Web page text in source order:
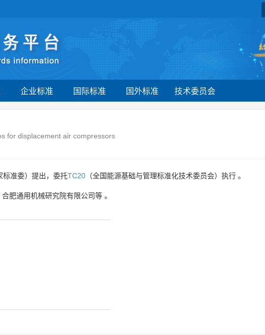
企业标准 国际标准 国外标准 技术委员会
for displacement air compressors
标准委）提出，委托TC20 （全国能源基础与管理标准化技术委员会）执行 。
合肥通用机械研究院有限公司等 。